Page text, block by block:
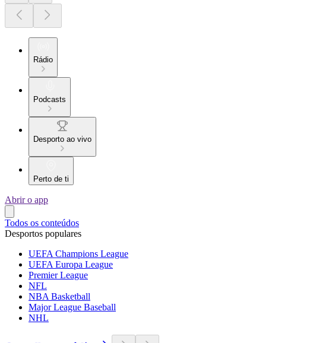
Rádio
Podcasts
Desporto ao vivo
Perto de ti
Abrir o app
Todos os conteúdos
Desportos populares
UEFA Champions League
UEFA Europa League
Premier League
NFL
NBA Basketball
Major League Baseball
NHL